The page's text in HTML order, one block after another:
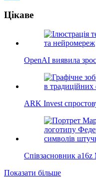
Цікаве
OpenAI виявила
ARK Invest
Співзасновник
Показати більше